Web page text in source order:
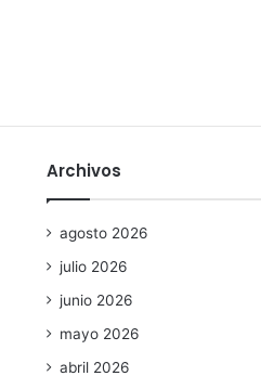
Archivos
agosto 2026
julio 2026
junio 2026
mayo 2026
abril 2026